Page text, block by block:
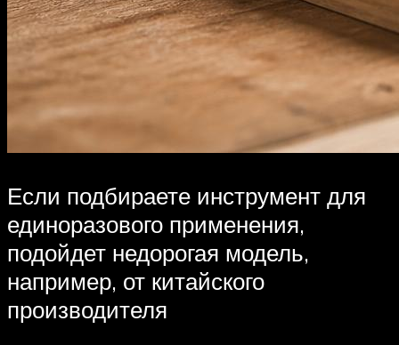
Если подбираете инструмент для
единоразового применения,
подойдет недорогая модель,
например, от китайского
производителя